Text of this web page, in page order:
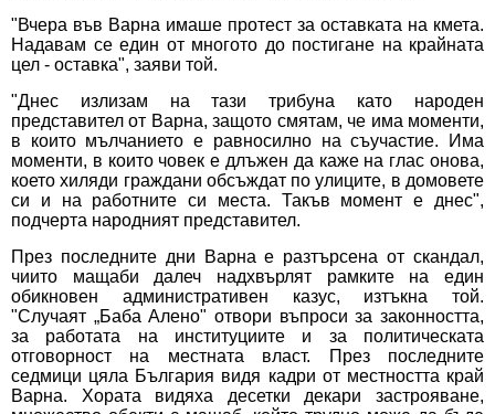
"Вчера във Варна имаше протест за оставката на кмета.
Надавам се един от многото до постигане на крайната
цел - оставка", заяви той.
"Днес излизам на тази трибуна като народен
представител от Варна, защото смятам, че има моменти,
в които мълчанието е равносилно на съучастие. Има
моменти, в които човек е длъжен да каже на глас онова,
което хиляди граждани обсъждат по улиците, в домовете
си и на работните си места. Такъв момент е днес",
подчерта народният представител.
През последните дни Варна е разтърсена от скандал,
чиито мащаби далеч надхвърлят рамките на един
обикновен административен казус, изтъкна той.
"Случаят „Баба Алено" отвори въпроси за законността,
за работата на институциите и за политическата
отговорност на местната власт. През последните
седмици цяла България видя кадри от местността край
Варна. Хората видяха десетки декари застрояване,